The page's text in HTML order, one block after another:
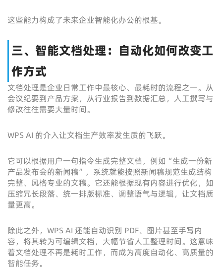
这些能力构成了未来企业智能化办公的根基。
三、智能文档处理：自动化如何改变工
作方式
文档处理是企业日常工作中最核心、最耗时的流程之一。从
会议纪要到产品方案，从行业报告到数据汇总，人工撰写与
修改往往需要大量时间。
WPS AI 的介入让文档生产效率发生质的飞跃。
它可以根据用户一句指令生成完整文档，例如“生成一份新
产品发布会的新闻稿”，系统就能按照新闻稿规范生成结构
完整、风格专业的文稿。它还能根据现有内容进行优化，如
压缩冗长段落、统一排版标准、调整语气与逻辑，让文档质
量更高。
除此之外，WPS AI 还能自动识别 PDF、图片甚至手写内
容，将其转为可编辑文档，大幅节省人工整理时间。这意味
着文档处理不再是耗时工作，而成为高度自动化、高质量的
智能任务。